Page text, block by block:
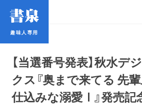
趣味人専用
【当選番号発表】秋水デ
クス『奥まで来てる 先
仕込みな溺愛Ⅰ』発売記
趣味人専用